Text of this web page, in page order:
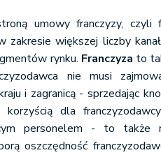
umowy franczyzy, czyli
większej liczby
rynku. Franczyza to
nie musi
i zagranicą - sprzedając
korzyścią dla
personelem - to także
oszczędność